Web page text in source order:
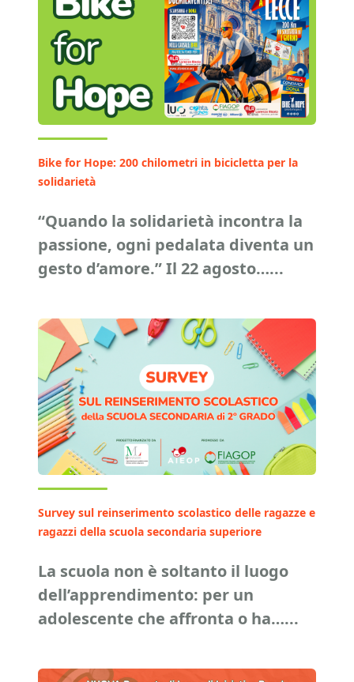
Bike for Hope: 200 chilometri in bicicletta per la
solidarietà
“Quando la solidarietà incontra la
passione, ogni pedalata diventa un
gesto d’amore.” Il 22 agosto…...
Survey sul reinserimento scolastico delle ragazze e
ragazzi della scuola secondaria superiore
La scuola non è soltanto il luogo
dell’apprendimento: per un
adolescente che affronta o ha…...